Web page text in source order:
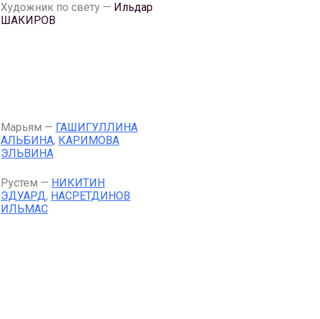
Художник по свету — Ильдар
ШАКИРОВ
Марьям — ГАШИГУЛЛИНА
АЛЬБИНА, КАРИМОВА
ЭЛЬВИНА
Рустем — НИКИТИН
ЭДУАРД, НАСРЕТДИНОВ
ИЛЬМАС